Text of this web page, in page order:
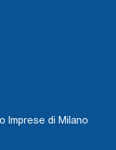
Imprese di Milano